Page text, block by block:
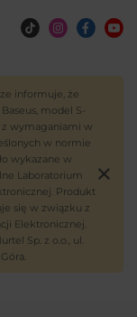
informuje, że
model S-
z wymaganiami w
w normie
wykazane w
Laboratorium
Produkt
się w związku z
Elektronicznej.
Sp. z o.o., ul.